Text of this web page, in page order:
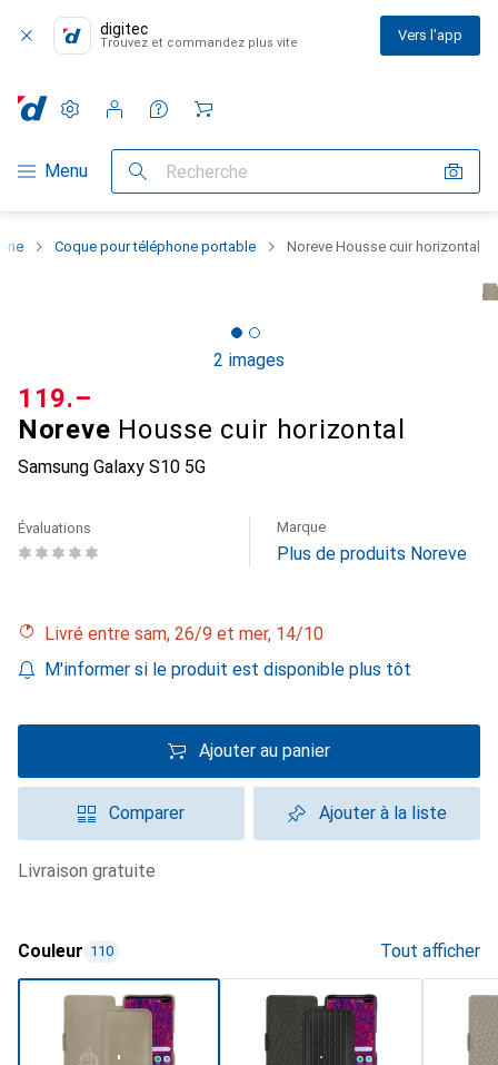
digitec
Trouvez et commandez plus vite Vers l'app
Navigation par catégorie
Menu Recherche
Paramètres
Compte client
Listes de comparaison
Listes d'envies
Panier
Coque pour téléphone portable Noreve Housse cuir horizontal
2 images
Noreve Housse cuir horizontal
Samsung Galaxy S10 5G
CHF
119.–
Évaluations Marque
Plus de produits Noreve
Livré entre sam, 26/9 et mer, 14/10
M'informer si le produit est disponible plus tôt
Ajouter au panier
Comparer Ajouter à la liste
livraison gratuite
Couleur 110 Tout afficher